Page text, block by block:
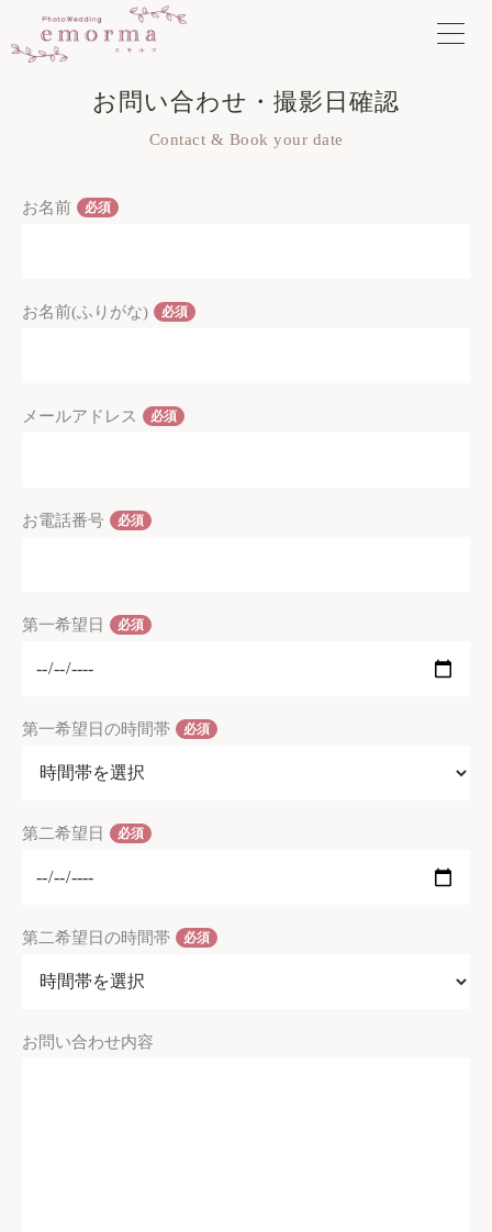
を
お問い合わせ・撮影日確認
Contact & Book your date
お名前 必須
お名前(ふりがな) 必須
メールアドレス 必須
お電話番号 必須
第一希望日 必須
第一希望日の時間帯 必須
第二希望日 必須
第二希望日の時間帯 必須
お問い合わせ内容